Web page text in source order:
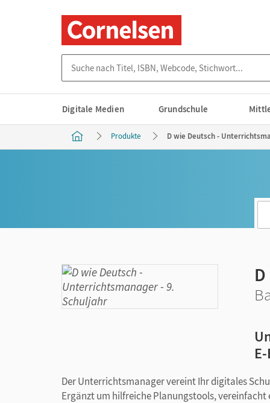
Digitale Medien Grundschule
Produkte D wie Deutsch -
Der Unterrichtsmanager vereint Ihr digitales
Ergänzt um hilfreiche Planungstools,